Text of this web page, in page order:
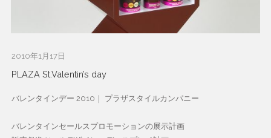
2010年1月17日
PLAZA St.Valentin’s day
バレンタインデー 2010｜ プラザスタイルカンパニー
バレンタインセールスプロモーションの展示計画